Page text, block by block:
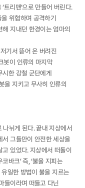
트리맨’으로 만들어 버린다.
위협하며 공격하기
지내던 한경이는 엄마의
기서 뜯어 온 버려진
봇이 인류의 마지막
시한 강철 군단에게
을 지키고 무사히 인류의
나뉘게 된다. 끝내 지상에서
그들만이 안전한 세상을
있었다. 지상에서 떠돌이
바크’ 즉, ‘불을 지피는
일한 방법이 불을 지르는
들이라며 떠들고 다닌